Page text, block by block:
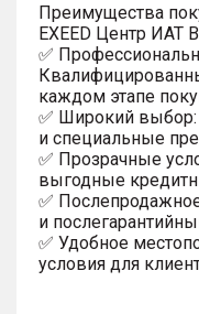
Преимущества
EXEED Центр ИАТ
✅
каждом этапе
✅ Широкий
и специальные
✅ Прозрачные
выгодные
✅
и
✅ Удобное
условия для